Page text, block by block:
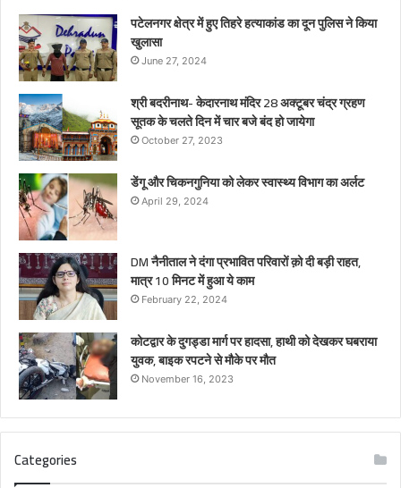
पटेलनगर क्षेत्र में हुए तिहरे हत्याकांड का दून पुलिस ने किया
खुलासा
June 27, 2024
श्री बदरीनाथ- केदारनाथ मंदिर 28 अक्टूबर चंद्र ग्रहण
सूतक के चलते दिन में चार बजे बंद हो जायेगा
October 27, 2023
डेंगू और चिकनगुनिया को लेकर स्वास्थ्य विभाग का अर्लट
April 29, 2024
DM नैनीताल ने दंगा प्रभावित परिवारों क़ो दी बड़ी राहत,
मात्र 10 मिनट में हुआ ये काम
February 22, 2024
कोटद्वार के दुगड्डा मार्ग पर हादसा, हाथी को देखकर घबराया
युवक, बाइक रपटने से मौके पर मौत
November 16, 2023
Categories